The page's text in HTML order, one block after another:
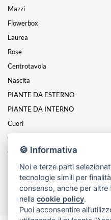
Mazzi
Flowerbox
Laurea
Rose
Centrotavola
Nascita
PIANTE DA ESTERNO
PIANTE DA INTERNO
Cuori
Coroncine
Composizioni
ROSE STABILIZZATE
Funebre
🍪 Informativa
Noi e terze parti
tecnologie simili per
consenso, anche per
nellacookie policy.
Puoi acconsentire